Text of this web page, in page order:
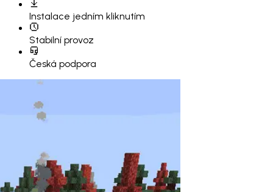
Instalace jedním kliknutím
Stabilní provoz
Česká podpora